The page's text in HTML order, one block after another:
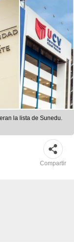
la lista de Sunedu.
Compartir